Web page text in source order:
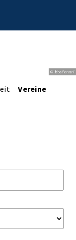
© bbsferrari
Vereine